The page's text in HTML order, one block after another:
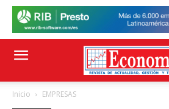
Inicio EMPRESAS